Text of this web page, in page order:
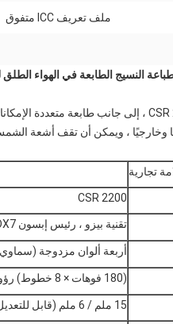
ملف تعريف ICC متفوق
النسيج الطابعة في الهواء الطلق
وخارجيًا ، ويمكن أن تقف أشعة
تجارية
CSR 2200
تقنية بيزو ، رئيس إبسون DX7
أربعة ألوان مزدوجة
(180 فوهات × 8 خطوط) رؤوس X2
15 ملم / 6 ملم (قابل للتعديل)